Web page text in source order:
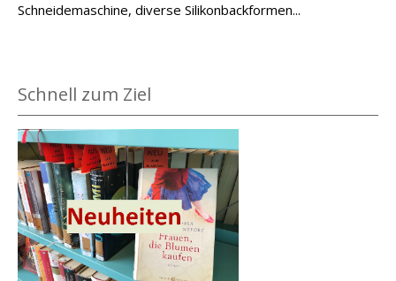
Schneidemaschine, diverse Silikonbackformen...
Schnell zum Ziel